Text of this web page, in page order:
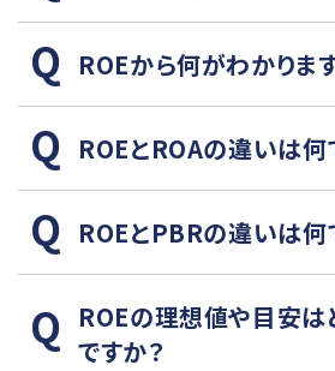
ROEから何がわかりま
ROEとROAの違いは何
ROEとPBRの違いは何
ROEの理想値や目安は
ですか？